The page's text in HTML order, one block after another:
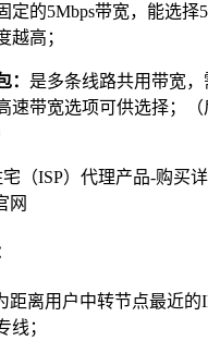
定的5Mbps带宽，能选择
越高；
是多条线路共用带宽，
速带宽选项可供选择；
距离用户中转节点最近
线；